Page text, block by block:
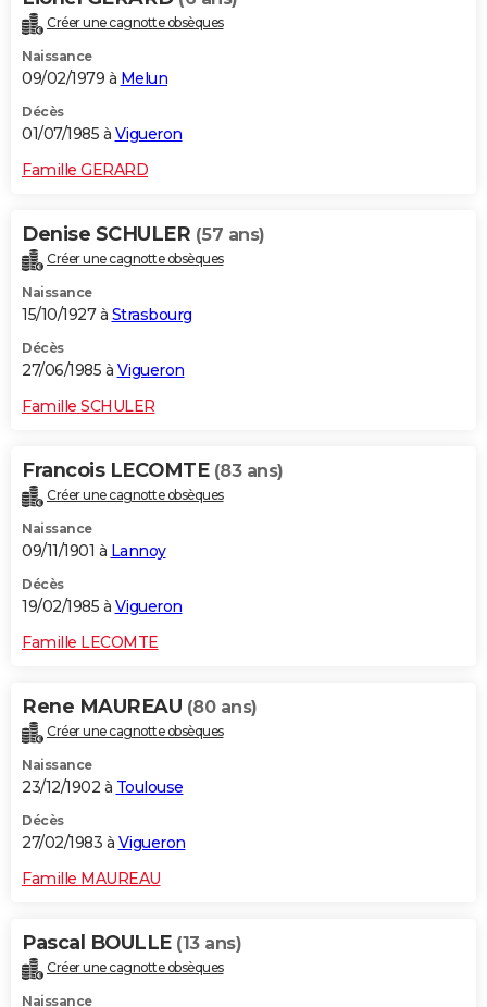
Créer une cagnotte obsèques
Naissance
09/02/1979 à Melun
Décès
01/07/1985 à Vigueron
Famille GERARD
Denise SCHULER (57 ans)
Créer une cagnotte obsèques
Naissance
15/10/1927 à Strasbourg
Décès
27/06/1985 à Vigueron
Famille SCHULER
Francois LECOMTE (83 ans)
Créer une cagnotte obsèques
Naissance
09/11/1901 à Lannoy
Décès
19/02/1985 à Vigueron
Famille LECOMTE
Rene MAUREAU (80 ans)
Créer une cagnotte obsèques
Naissance
23/12/1902 à Toulouse
Décès
27/02/1983 à Vigueron
Famille MAUREAU
Pascal BOULLE (13 ans)
Créer une cagnotte obsèques
Naissance